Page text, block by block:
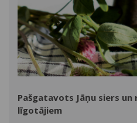
Pašgatavots Jāņu siers
līgotājiem